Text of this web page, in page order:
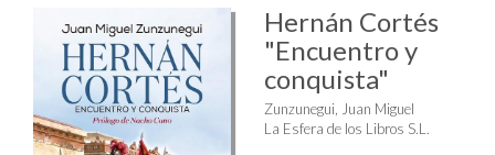
Hernán Cortés
"Encuentro y
conquista"
Zunzunegui, Juan Miguel
La Esfera de los Libros S.L.